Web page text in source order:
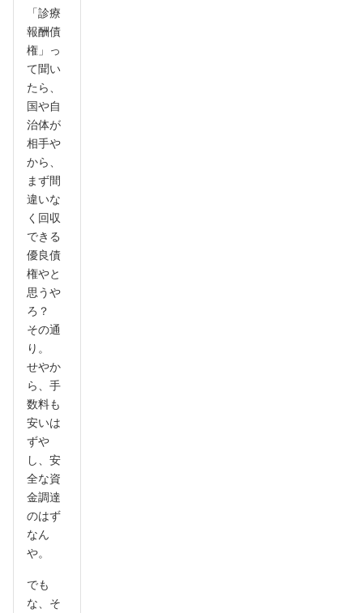
「診療
報酬債
権」っ
て聞い
たら、
国や自
治体が
相手や
から、
まず間
違いな
く回収
できる
優良債
権やと
思うや
ろ？
その通
り。
せやか
ら、手
数料も
安いは
ずや
し、安
全な資
金調達
のはず
なん
や。
でも
な、そ